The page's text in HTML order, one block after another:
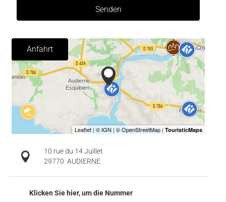
Senden
Anfahrt
10 rue du 14 Juillet
29770 AUDIERNE
Klicken Sie hier, um die Nummer